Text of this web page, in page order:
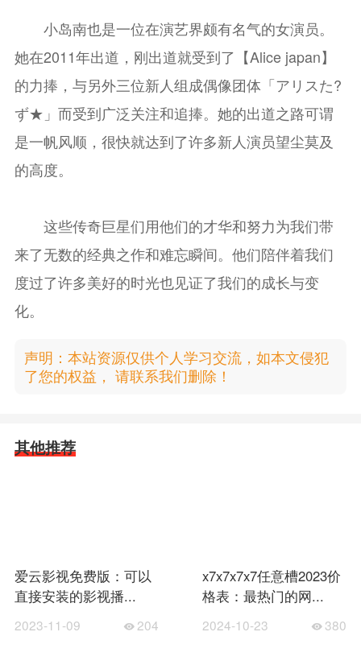
小岛南也是一位在演艺界颇有名气的女演员。
她在2011年出道，刚出道就受到了【Alice japan】
的力捧，与另外三位新人组成偶像团体「アリスた?
ず★」而受到广泛关注和追捧。她的出道之路可谓
是一帆风顺，很快就达到了许多新人演员望尘莫及
的高度。
这些传奇巨星们用他们的才华和努力为我们带
来了无数的经典之作和难忘瞬间。他们陪伴着我们
度过了许多美好的时光也见证了我们的成长与变
化。
声明：本站资源仅供个人学习交流，如本文侵犯
了您的权益， 请联系我们删除！
其他推荐
爱云影视免费版：可以
直接安装的影视播...
2023-11-09 204
x7x7x7x7任意槽2023价
格表：最热门的网...
2024-10-23 380